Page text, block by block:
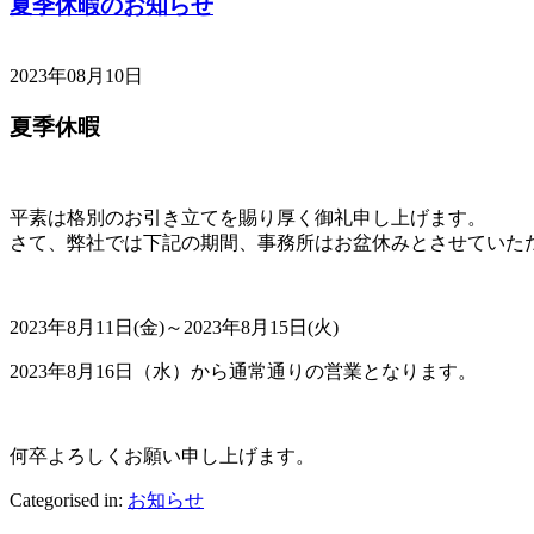
夏季休暇のお知らせ
2023年08月10日
夏季休暇
平素は格別のお引き立てを賜り厚く御礼申し上げます。
さて、弊社では下記の期間、事務所はお盆休みとさせていた
2023年8月11日(金)～2023年8月15日(火)
2023年8月16日（水）から通常通りの営業となります。
何卒よろしくお願い申し上げます。
Categorised in: お知らせ